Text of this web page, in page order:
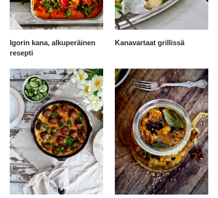
Igorin kana, alkuperäinen
resepti
Kanavartaat grillissä